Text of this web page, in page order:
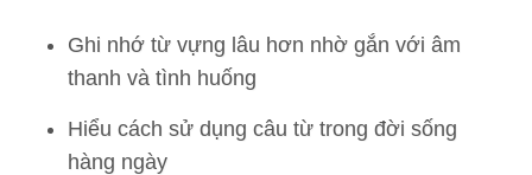
Ghi nhớ từ vựng lâu hơn nhờ gắn với âm
thanh và tình huống
Hiểu cách sử dụng câu từ trong đời sống
hàng ngày